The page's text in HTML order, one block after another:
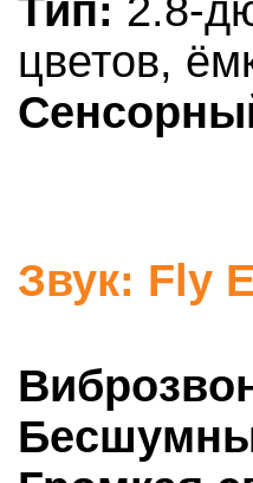
Тип: 2.8-
цветов,
Звук: Fly